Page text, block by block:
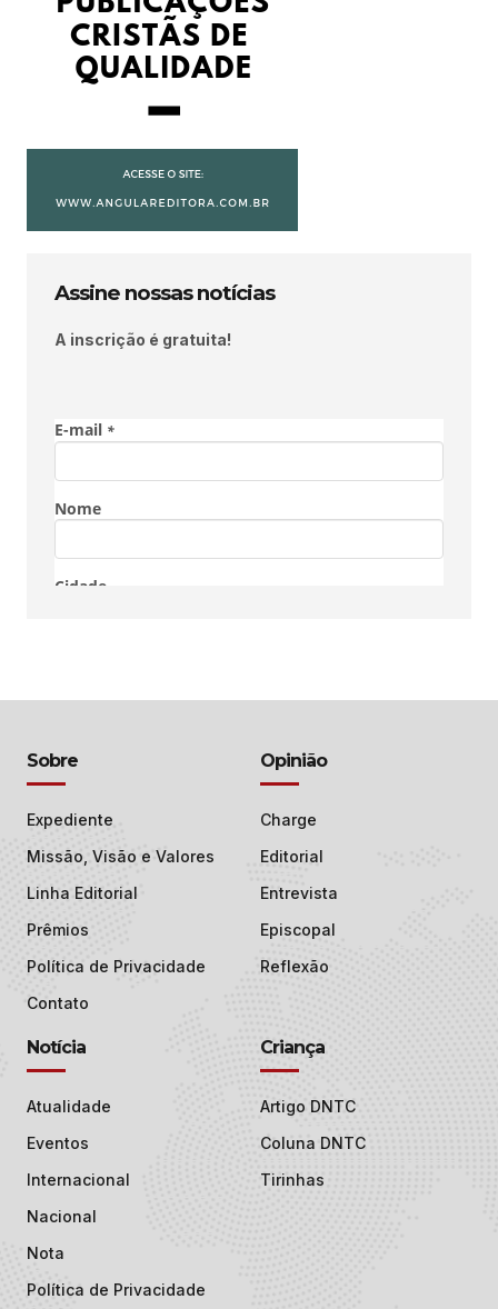
Assine nossas notícias
A inscrição é gratuita!
Sobre
Expediente
Missão, Visão e Valores
Linha Editorial
Prêmios
Política de Privacidade
Contato
Opinião
Charge
Editorial
Entrevista
Episcopal
Reflexão
Notícia
Atualidade
Eventos
Internacional
Nacional
Nota
Política de Privacidade
Criança
Artigo DNTC
Coluna DNTC
Tirinhas